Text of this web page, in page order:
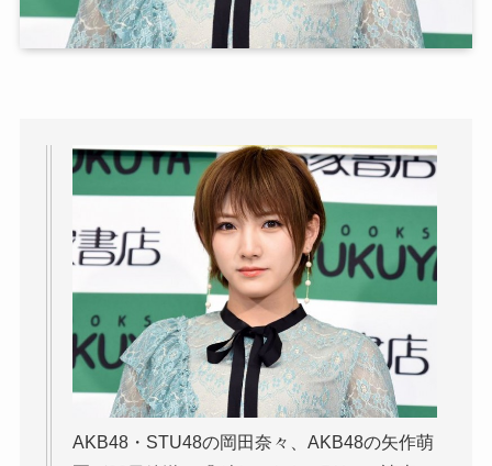
AKB48・STU48の岡田奈々、AKB48の矢作萌